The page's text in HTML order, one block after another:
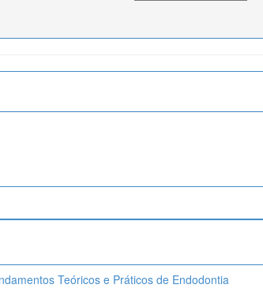
Teóricos e Práticos de Endodontia